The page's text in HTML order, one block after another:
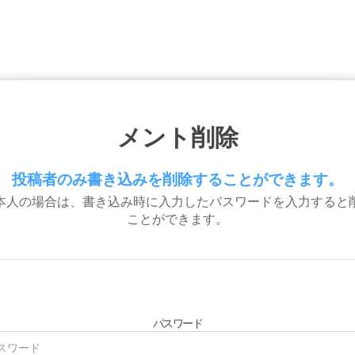
メント削除
投稿者のみ書き込みを削除することができます。
人の場合は、書き込み時に入力したパスワードを入力すると
ことができます。
パスワード